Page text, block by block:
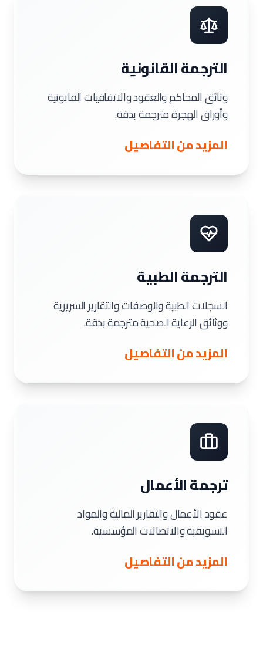
الترجمة القانونية
وثائق المحاكم والعقود والاتفاقيات القانونية
وأوراق الهجرة مترجمة بدقة.
المزيد من التفاصيل
الترجمة الطبية
السجلات الطبية والوصفات والتقارير السريرية
ووثائق الرعاية الصحية مترجمة بدقة.
المزيد من التفاصيل
ترجمة الأعمال
عقود الأعمال والتقارير المالية والمواد
التسويقية والاتصالات المؤسسية.
المزيد من التفاصيل